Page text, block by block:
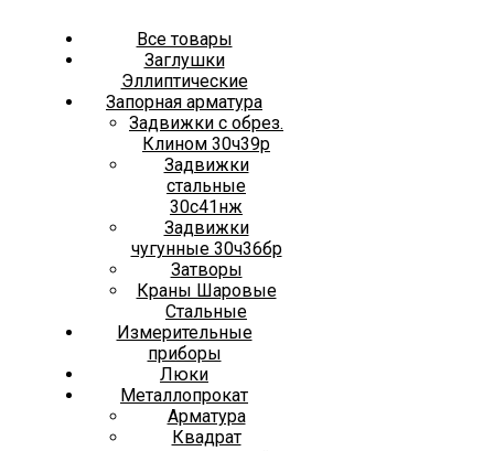
Все товары
Заглушки
Эллиптические
Запорная арматура
Задвижки с обрез.
Клином 30ч39р
Задвижки
стальные
30с41нж
Задвижки
чугунные 30ч36бр
Затворы
Краны Шаровые
Стальные
Измерительные
приборы
Люки
Металлопрокат
Арматура
Квадрат